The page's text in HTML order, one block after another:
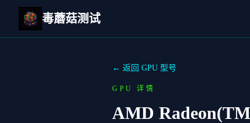
毒蘑菇测试
← 返回 GPU 型号
GPU 详情
AMD